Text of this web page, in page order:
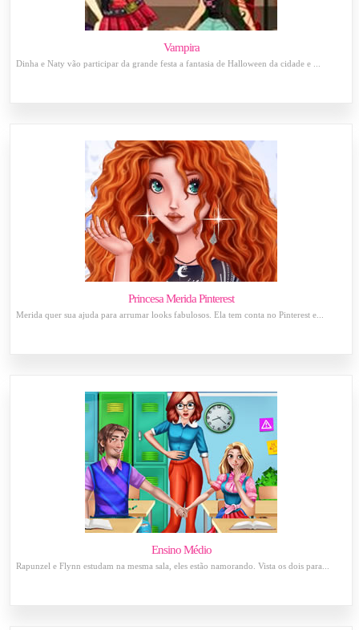
Vampira
Dinha e Naty vão participar da grande festa a fantasia de Halloween da cidade e ...
Princesa Merida Pinterest
Merida quer sua ajuda para arrumar looks fabulosos. Ela tem conta no Pinterest e...
Ensino Médio
Rapunzel e Flynn estudam na mesma sala, eles estão namorando. Vista os dois para...